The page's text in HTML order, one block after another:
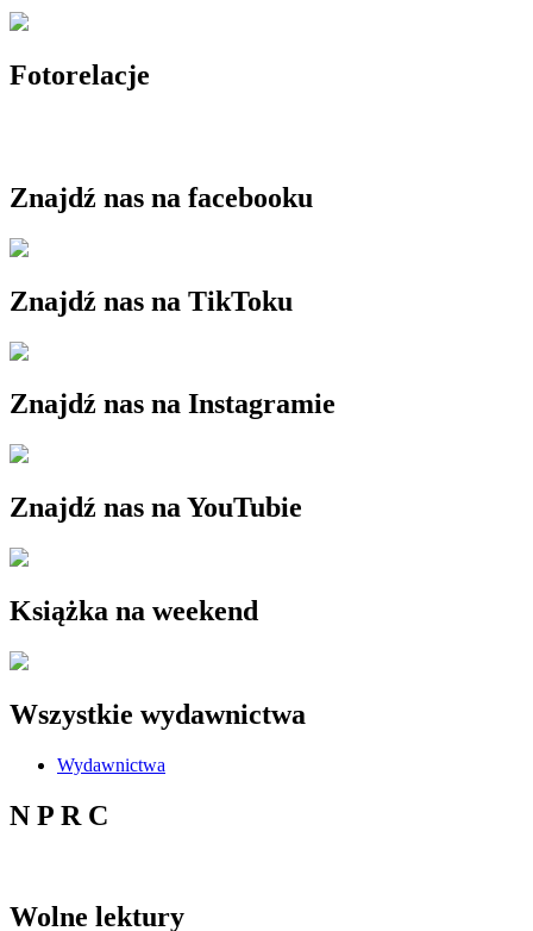
Fotorelacje
Znajdź nas na facebooku
Znajdź nas na TikToku
Znajdź nas na Instagramie
Znajdź nas na YouTubie
Książka na weekend
Wszystkie wydawnictwa
Wydawnictwa
N P R C
Wolne lektury